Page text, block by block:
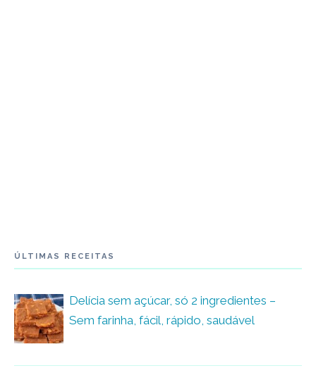
ÚLTIMAS RECEITAS
Delícia sem açúcar, só 2 ingredientes –
Sem farinha, fácil, rápido, saudável